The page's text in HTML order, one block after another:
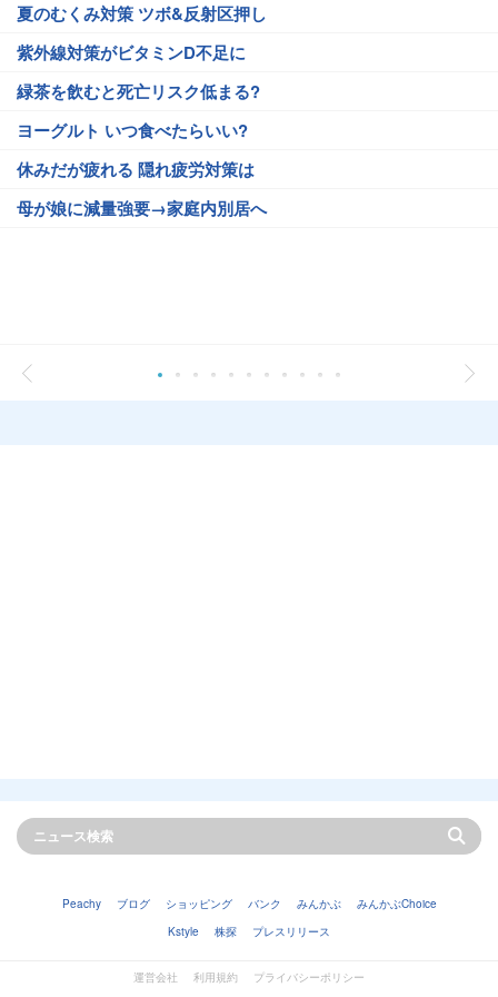
夏のむくみ対策 ツボ&反射区押し
紫外線対策がビタミンD不足に
緑茶を飲むと死亡リスク低まる?
ヨーグルト いつ食べたらいい?
休みだが疲れる 隠れ疲労対策は
母が娘に減量強要→家庭内別居へ
Peachy ブログ ショッピング バンク みんかぶ
みんかぶChoice
Kstyle
株探 プレスリリース
運営会社 利用規約 プライバシーポリシー